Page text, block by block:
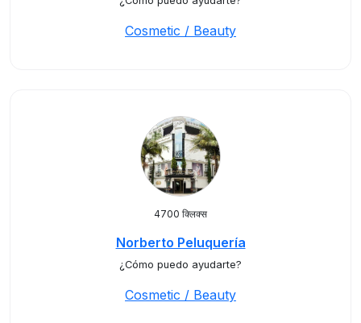
Cosmetic / Beauty
4700 क्लिक्स
Norberto Peluquería
¿Cómo puedo ayudarte?
Cosmetic / Beauty